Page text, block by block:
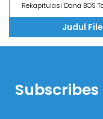
Rekapitulasi Dana BOS
Judul File